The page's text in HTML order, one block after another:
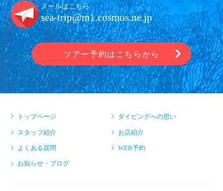
メールはこちら
sea-trip@m1.cosmos.ne.jp
ツアー予約はこちらから
トップページ ダイビングへの思い
スタッフ紹介 お店紹介
よくある質問 WEB予約
お知らせ・ブログ